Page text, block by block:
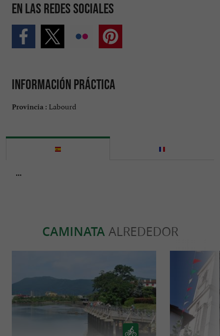
En las redes sociales
Información práctica
Provincia : Labourd
...
CAMINATAALREDEDOR